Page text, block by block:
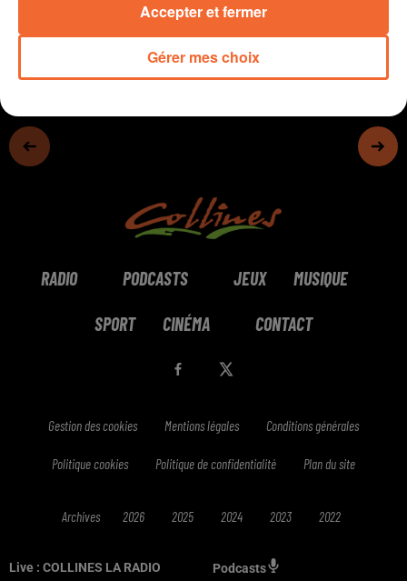
Live : COLLINES LA RADIO Podcasts
RADIO PODCASTS JEUX MUSIQUE
SPORT CINÉMA CONTACT
Gestion des cookies Mentions légales Conditions générales
Politique cookies Politique de confidentialité Plan du site
Archives 2026 2025 2024 2023 2022
Gérer mes choix
Accepter et fermer